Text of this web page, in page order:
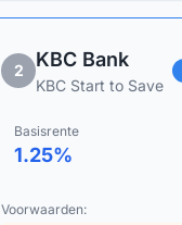
2 KBC Bank
KBC Start to Save
Basisrente
1.25%
Voorwaarden: